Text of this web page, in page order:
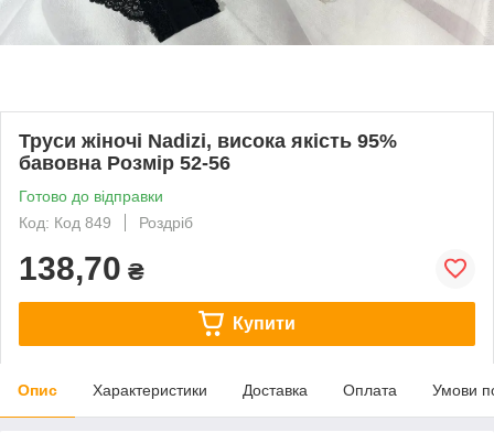
Труси жіночі Nadizi, висока якість 95%
бавовна Розмір 52-56
Готово до відправки
Код: Код 849
Роздріб
138,70 ₴
Купити
Опис Характеристики Доставка Оплата Умови